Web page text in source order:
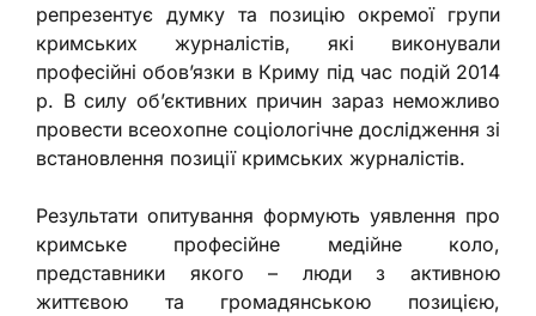
репрезентує думку та позицію окремої групи
кримських журналістів, які виконували
професійні обов’язки в Криму під час подій 2014
р. В силу об’єктивних причин зараз неможливо
провести всеохопне соціологічне дослідження зі
встановлення позиції кримських журналістів.
Результати опитування формують уявлення про
кримське професійне медійне коло,
представники якого – люди з активною
життєвою та громадянською позицією,